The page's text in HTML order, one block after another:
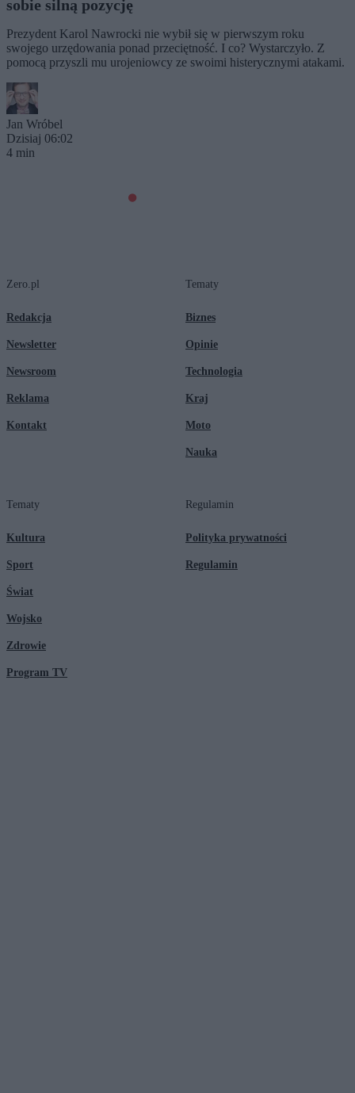
sobie silną pozycję
Prezydent Karol Nawrocki nie wybił się w pierwszym roku
swojego urzędowania ponad przeciętność. I co? Wystarczyło. Z
pomocą przyszli mu urojeniowcy ze swoimi histerycznymi atakami.
Jan Wróbel
Dzisiaj 06:02
4 min
Zero.pl
Redakcja
Newsletter
Newsroom
Reklama
Kontakt
Tematy
Biznes
Opinie
Technologia
Kraj
Moto
Nauka
Tematy
Kultura
Sport
Świat
Wojsko
Zdrowie
Program TV
Regulamin
Polityka prywatności
Regulamin